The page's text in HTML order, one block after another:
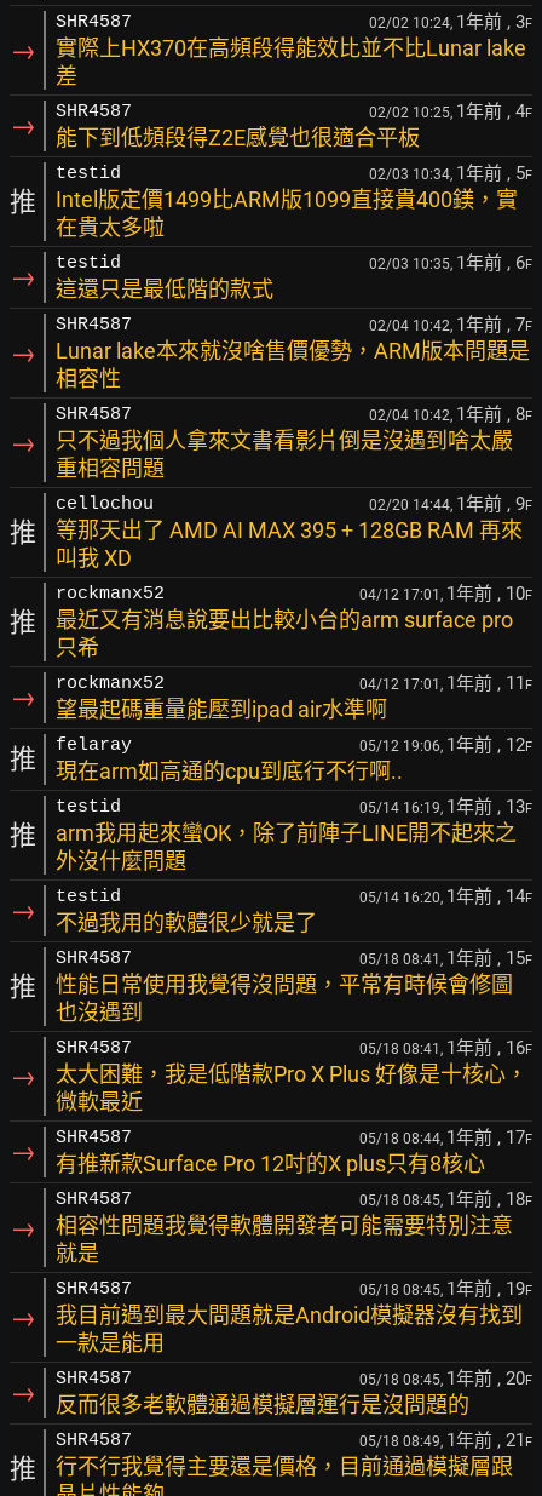
→
SHR4587 02/02 10:24, 1年前 , 3F
實際上HX370在高頻段得能效比並不比Lunar lake
差
→ SHR4587 02/02 10:25, 1年前 , 4F
能下到低頻段得Z2E感覺也很適合平板
推
testid 02/03 10:34, 1年前 , 5F
Intel版定價1499比ARM版1099直接貴400鎂，實
在貴太多啦
→ testid 02/03 10:35, 1年前 , 6F
這還只是最低階的款式
→
SHR4587 02/04 10:42, 1年前 , 7F
Lunar lake本來就沒啥售價優勢，ARM版本問題是
相容性
→
SHR4587 02/04 10:42, 1年前 , 8F
只不過我個人拿來文書看影片倒是沒遇到啥太嚴
重相容問題
推
cellochou 02/20 14:44, 1年前 , 9F
等那天出了 AMD AI MAX 395 + 128GB RAM 再來
叫我 XD
推
rockmanx52 04/12 17:01, 1年前 , 10F
最近又有消息說要出比較小台的arm surface pro
只希
→ rockmanx52 04/12 17:01, 1年前 , 11 F
望最起碼重量能壓到ipad air水準啊
推 felaray 05/12 19:06, 1年前 , 12F
現在arm如高通的cpu到底行不行啊..
推
testid 05/14 16:19, 1年前 , 13F
arm我用起來蠻OK，除了前陣子LINE開不起來之
外沒什麼問題
→ testid 05/14 16:20, 1年前 , 14F
不過我用的軟體很少就是了
推
SHR4587 05/18 08:41, 1年前 , 15F
性能日常使用我覺得沒問題，平常有時候會修圖
也沒遇到
→
SHR4587 05/18 08:41, 1年前 , 16F
太大困難，我是低階款Pro X Plus 好像是十核心，
微軟最近
→ SHR4587 05/18 08:44, 1年前 , 17F
有推新款Surface Pro 12吋的X plus只有8核心
→
SHR4587 05/18 08:45, 1年前 , 18F
相容性問題我覺得軟體開發者可能需要特別注意
就是
→
SHR4587 05/18 08:45, 1年前 , 19F
我目前遇到最大問題就是Android模擬器沒有找到
一款是能用
→ SHR4587 05/18 08:45, 1年前 , 20F
反而很多老軟體通過模擬層運行是沒問題的
推
SHR4587 05/18 08:49, 1年前 , 21 F
行不行我覺得主要還是價格，目前通過模擬層跟